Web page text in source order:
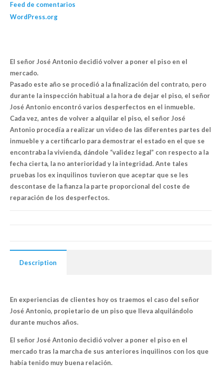
Feed de comentarios
WordPress.org
El señor José Antonio decidió volver a poner el piso en el
mercado.
Pasado este año se procedió a la finalización del contrato, pero
durante la inspección habitual a la hora de dejar el piso, el señor
José Antonio encontró varios desperfectos en el inmueble.
Cada vez, antes de volver a alquilar el piso, el señor José
Antonio procedía a realizar un video de las diferentes partes del
inmueble y a certificarlo para demostrar el estado en el que se
encontraba la vivienda, dándole “validez legal” con respecto a la
fecha cierta, la no anterioridad y la integridad. Ante tales
pruebas los ex inquilinos tuvieron que aceptar que se les
descontase de la fianza la parte proporcional del coste de
reparación de los desperfectos.
Description
En experiencias de clientes hoy os traemos el caso del señor
José Antonio, propietario de un piso que lleva alquilándolo
durante muchos años.
El señor José Antonio decidió volver a poner el piso en el
mercadotras la marcha de sus anteriores inquilinos con los que
había tenido muy buena relación.